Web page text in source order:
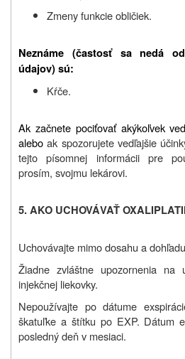
Zmeny funkcie obličiek.
Neznáme (častosť sa nedá
údajov) sú:
Kŕče.
Ak začnete pociťovať akýkoľvek
alebo ak spozorujete vedľajšie
tejto písomnej informácii pre
prosím, svojmu lekárovi.
5. AKO UCHOVÁVAŤ
Uchovávajte mimo dosahu a
Žiadne zvláštne upozornenia na
injekčnej liekovky.
Nepoužívajte po dátume
škatuľke a štítku po EXP. Dátum
posledný deň v mesiaci.